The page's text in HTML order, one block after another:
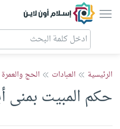
إسلام أون لاين
الرئيسية العبادات الحج
حكم المبيت بمنى